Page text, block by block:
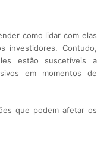
como lidar com elas
investidores. Contudo,
estão suscetíveis a
em momentos de
que podem afetar os